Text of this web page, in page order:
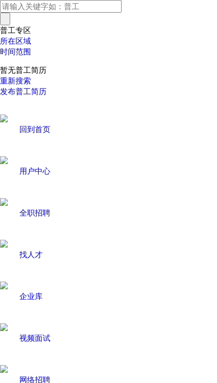
普工专区
所在区域
时间范围
暂无普工简历
重新搜索
发布普工简历
回到首页
用户中心
全职招聘
找人才
企业库
视频面试
网络招聘